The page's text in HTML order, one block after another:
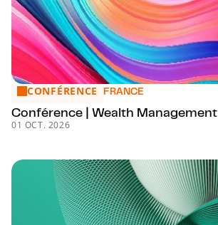
Conférence | Wealth Management
CONFÉRENCE FRANCE
Conférence | Wealth Management
01 OCT. 2026